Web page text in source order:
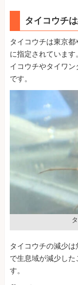
タイコウチ
タイコウチは東京
に指定されていま
イコウチやタイワ
です。
タイコウチの減少
で生息域が減少し
す。